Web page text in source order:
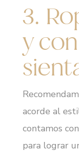
3.
y
acorde al
contamos
para lograr